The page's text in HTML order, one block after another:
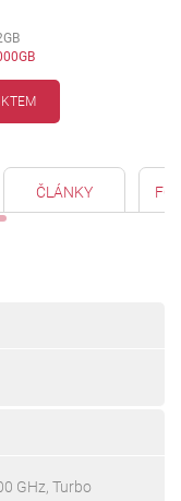
ČLÁNKY
GHz, Turbo